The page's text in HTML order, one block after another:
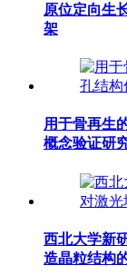
原位定向生
架
用于骨再生
概念验证研
西北大学新
造晶粒结构